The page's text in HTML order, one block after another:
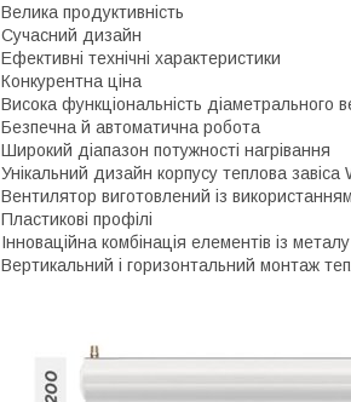
Велика продуктивність
Сучасний дизайн
Ефективні технічні характеристики
Конкурентна ціна
Висока функціональність діаметрального
Безпечна й автоматична робота
Широкий діапазон потужності нагрівання
Унікальний дизайн корпусу теплова
Вентилятор виготовлений із використанням
Пластикові профілі
Інноваційна комбінація елементів із
Вертикальний і горизонтальний монтаж